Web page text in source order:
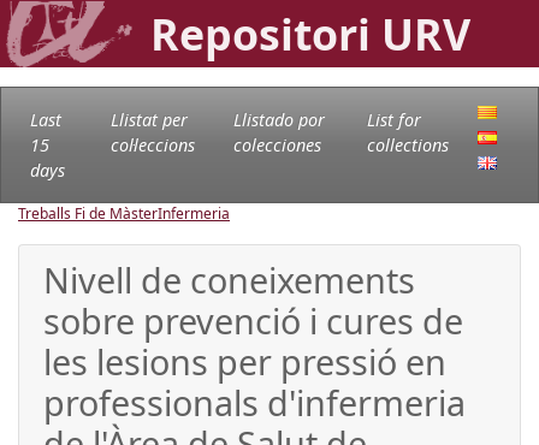
Repositori URV
Last
15
days
Llistat per
col·leccions
Llistado por
colecciones
List for
collections
Treballs Fi de MàsterInfermeria
Nivell de coneixements
sobre prevenció i cures de
les lesions per pressió en
professionals d'infermeria